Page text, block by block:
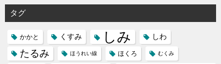
リ
ー
タグ
かかと くすみ しみ しわ
たるみ ほうれい線 ほくろ むくみ